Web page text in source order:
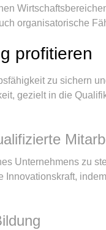
organisatorische
profitieren
zu sichern
gezielt in die
Unternehmens zu